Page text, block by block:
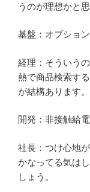
うのが理想かと思
基盤：オプショ
経理：そういう
熱で商品検索す
が結構あります
開発：非接触給
社長：つけ心地
かなってる気は
しょう。